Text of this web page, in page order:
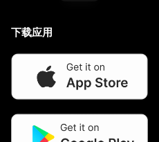
下载应用